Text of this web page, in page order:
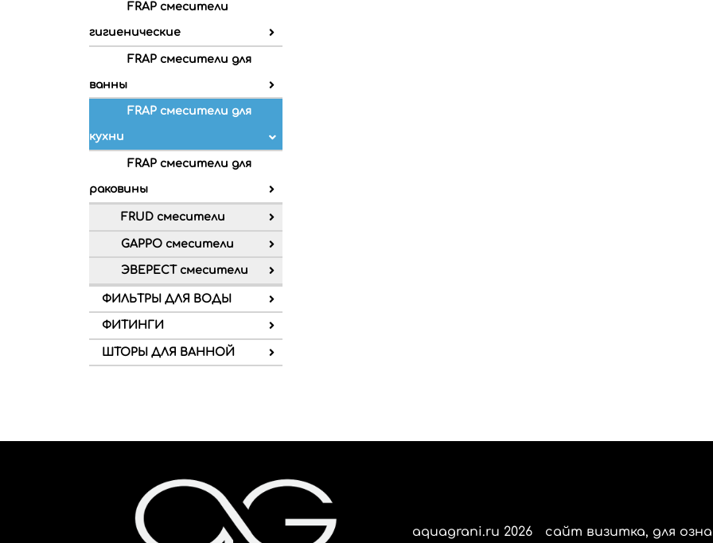
FRAP смесители
гигиенические
FRAP смесители для
ванны
FRAP смесители для
кухни
FRAP смесители для
раковины
FRUD смесители
GAPPO смесители
ЭВЕРЕСТ смесители
ФИЛЬТРЫ ДЛЯ ВОДЫ
ФИТИНГИ
ШТОРЫ ДЛЯ ВАННОЙ
aquagrani.ru 2026 сайт визитка, для